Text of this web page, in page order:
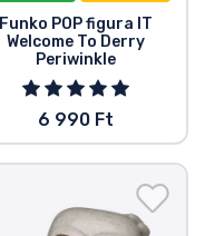
Funko POP figura IT
Welcome To Derry
Periwinkle
6 990 Ft